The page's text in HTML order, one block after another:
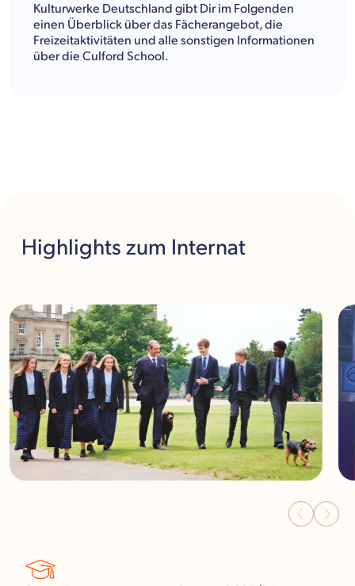
Kulturwerke Deutschland gibt Dir im Folgenden
einen Überblick über das Fächerangebot, die
Freizeitaktivitäten und alle sonstigen Informationen
über die Culford School.
Highlights zum Internat